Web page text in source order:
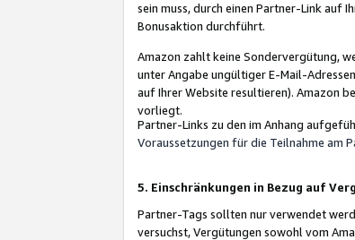
sein muss, durch einen Partner-Link auf
Bonusaktion durchführt.
Amazon zahlt keine Sondervergütung,
unter Angabe ungültiger E-Mail-
auf Ihrer Website resultieren). Amazon
vorliegt.
Partner-Links zu den im Anhang
Voraussetzungen für die Teilnahme am
5. Einschränkungen in Bezug auf
Partner-Tags sollten nur verwendet
versuchst, Vergütungen sowohl vom